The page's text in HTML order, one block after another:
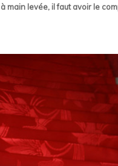
main levée, il faut avoir le